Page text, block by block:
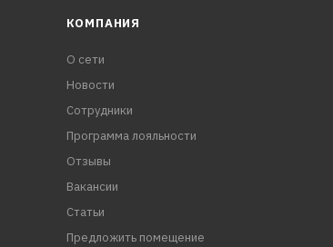
КОМПАНИЯ
О сети
Новости
Сотрудники
Программа лояльности
Отзывы
Вакансии
Статьи
Предложить помещение